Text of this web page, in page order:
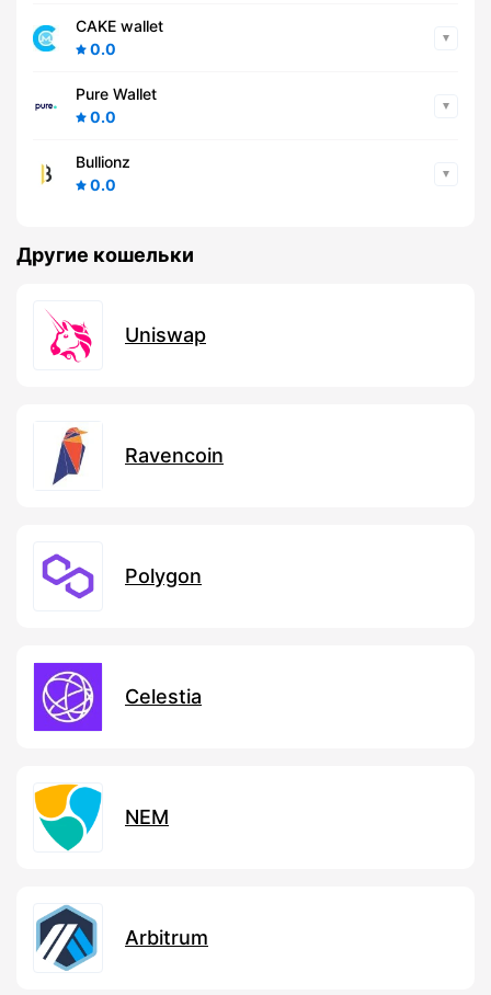
CAKE wallet
0.0
Pure Wallet
0.0
Bullionz
0.0
Другие кошельки
Uniswap
Ravencoin
Polygon
Celestia
NEM
Arbitrum